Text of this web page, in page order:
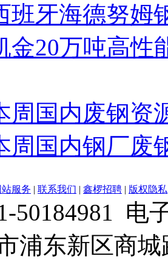
班牙海德努姆
金20万吨高性
周国内废钢资
周国内钢厂废
站服务 | 联系我们 | 鑫椤招聘 | 版权隐私
50184981 电
浦东新区商